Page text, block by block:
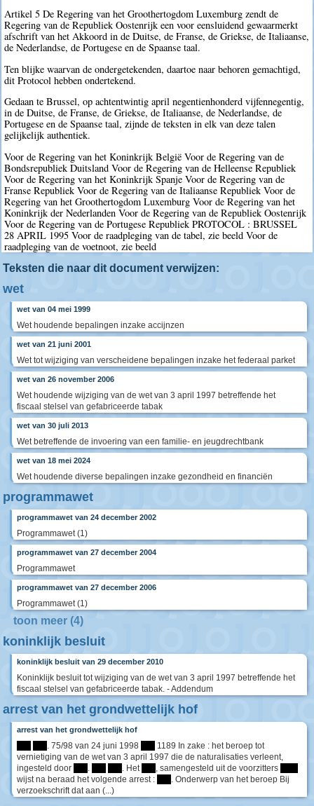
Artikel 5 De Regering van het Groothertogdom Luxemburg zendt de
Regering van de Republiek Oostenrijk een voor eensluidend gewaarmerkt
afschrift van het Akkoord in de Duitse, de Franse, de Griekse, de Italiaanse,
de Nederlandse, de Portugese en de Spaanse taal.
Ten blijke waarvan de ondergetekenden, daartoe naar behoren gemachtigd,
dit Protocol hebben ondertekend.
Gedaan te Brussel, op achtentwintig april negentienhonderd vijfennegentig,
in de Duitse, de Franse, de Griekse, de Italiaanse, de Nederlandse, de
Portugese en de Spaanse taal, zijnde de teksten in elk van deze talen
gelijkelijk authentiek.
Voor de Regering van het Koninkrijk België Voor de Regering van de
Bondsrepubliek Duitsland Voor de Regering van de Helleense Republiek
Voor de Regering van het Koninkrijk Spanje Voor de Regering van de
Franse Republiek Voor de Regering van de Italiaanse Republiek Voor de
Regering van het Groothertogdom Luxemburg Voor de Regering van het
Koninkrijk der Nederlanden Voor de Regering van de Republiek Oostenrijk
Voor de Regering van de Portugese Republiek PROTOCOL : BRUSSEL
28 APRIL 1995 Voor de raadpleging van de tabel, zie beeld Voor de
raadpleging van de voetnoot, zie beeld
Teksten die naar dit document verwijzen:
wet
wet van 04 mei 1999
Wet houdende bepalingen inzake accijnzen
wet van 21 juni 2001
Wet tot wijziging van verscheidene bepalingen inzake het federaal parket
wet van 26 november 2006
Wet houdende wijziging van de wet van 3 april 1997 betreffende het
fiscaal stelsel van gefabriceerde tabak
wet van 30 juli 2013
Wet betreffende de invoering van een familie- en jeugdrechtbank
wet van 18 mei 2024
Wet houdende diverse bepalingen inzake gezondheid en financiën
programmawet
programmawet van 24 december 2002
Programmawet (1)
programmawet van 27 december 2004
Programmawet
programmawet van 27 december 2006
Programmawet (1)
toon meer (4)
koninklijk besluit
koninklijk besluit van 29 december 2010
Koninklijk besluit tot wijziging van de wet van 3 april 1997 betreffende het
fiscaal stelsel van gefabriceerde tabak. - Addendum
arrest van het grondwettelijk hof
arrest van het grondwettelijk hof
. 75/98 van 24 juni 1998
1189 In zake : het beroep tot
vernietiging van de wet van 3 april 1997 die de naturalisaties verleent,
ingesteld door
. . Het , samengesteld uit de voorzitters
wijst na beraad het volgende arrest :
. Onderwerp van het beroep Bij
verzoekschrift dat aan (...)